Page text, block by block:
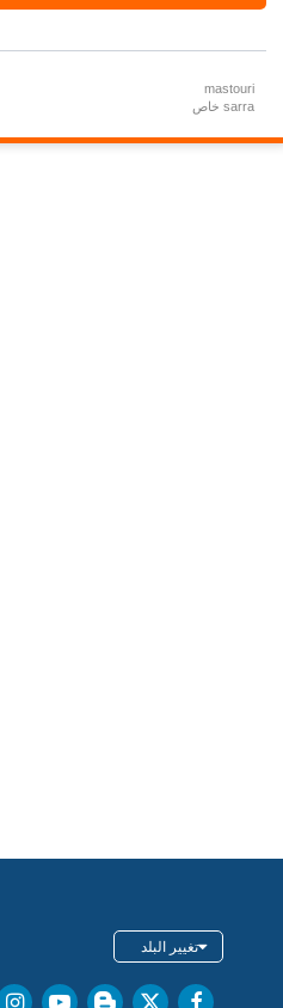
mastouri
sarra خاص
تغيير البلد